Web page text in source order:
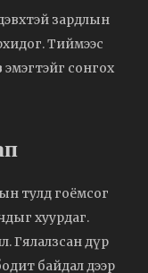
зардлын
Тиймээс
сонгох
тулд гоёмсог
хуурдаг.
Гялалзсан дүр
байдал дээр